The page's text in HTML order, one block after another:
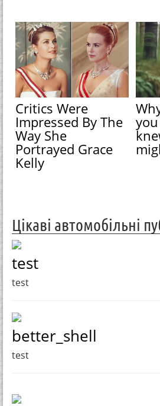
Critics Were
Impressed By The
Way She
Portrayed Grace
Kelly
Цікаві автомобільні
test
test
better_shell
test